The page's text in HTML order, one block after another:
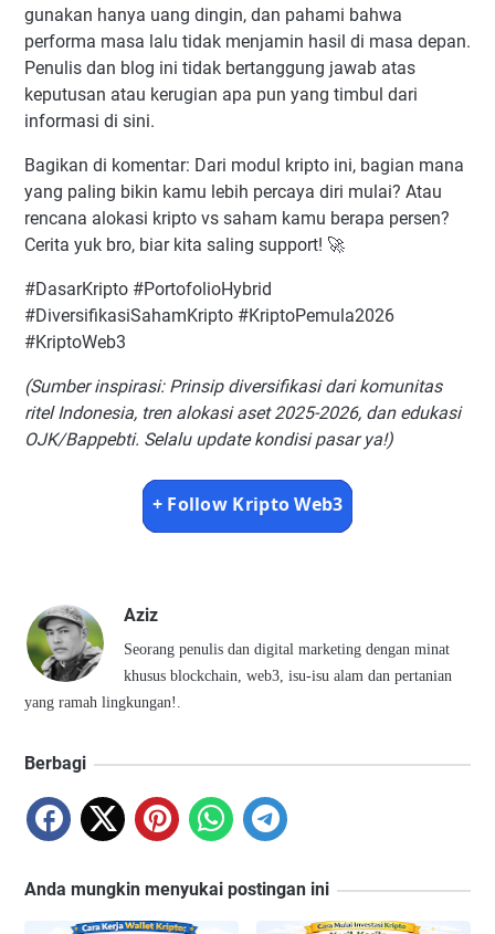
gunakan hanya uang dingin, dan pahami bahwa
performa masa lalu tidak menjamin hasil di masa depan.
Penulis dan blog ini tidak bertanggung jawab atas
keputusan atau kerugian apa pun yang timbul dari
informasi di sini.
Bagikan di komentar: Dari modul kripto ini, bagian mana
yang paling bikin kamu lebih percaya diri mulai? Atau
rencana alokasi kripto vs saham kamu berapa persen?
Cerita yuk bro, biar kita saling support! 🚀
#DasarKripto #PortofolioHybrid
#DiversifikasiSahamKripto #KriptoPemula2026
#KriptoWeb3
(Sumber inspirasi: Prinsip diversifikasi dari komunitas
ritel Indonesia, tren alokasi aset 2025-2026, dan edukasi
OJK/Bappebti. Selalu update kondisi pasar ya!)
+ Follow Kripto Web3
Aziz
Seorang penulis dan digital marketing dengan minat
khusus blockchain, web3, isu-isu alam dan pertanian
yang ramah lingkungan!.
Berbagi
Anda mungkin menyukai postingan ini